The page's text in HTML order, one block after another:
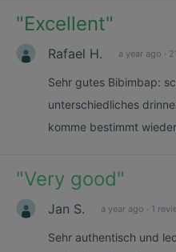
"Excellent"
Rafael H. a year ago ·
Sehr gutes Bibimbap:
unterschiedliches
komme bestimmt
"Very good"
Jan S. a year ago · 1
Sehr authentisch und